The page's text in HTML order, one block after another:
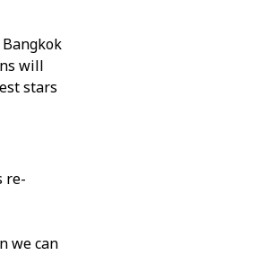
will
stars
re-
we can